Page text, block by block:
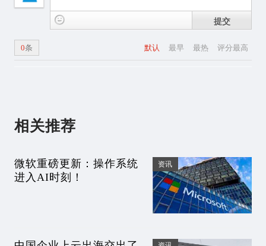
提交
默认 最早 最热 评分最高
0条
相关推荐
微软重磅更新：操作系统
进入AI时刻！
资讯